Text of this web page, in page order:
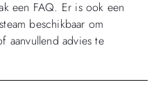
een FAQ. Er is ook een
beschikbaar om
aanvullend advies te